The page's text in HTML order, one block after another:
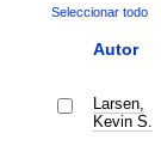
Seleccionar todo
Autor
Larsen,
Kevin S.